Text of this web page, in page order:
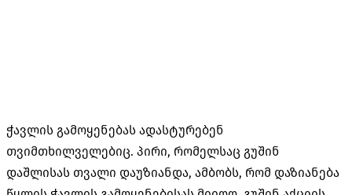
ჭავლის გამოყენებას ადასტურებენ
თვიმთხილველებიც. პირი, რომელსაც გუშინ
დაშლისას თვალი დაუზიანდა, ამბობს, რომ დაზიანება